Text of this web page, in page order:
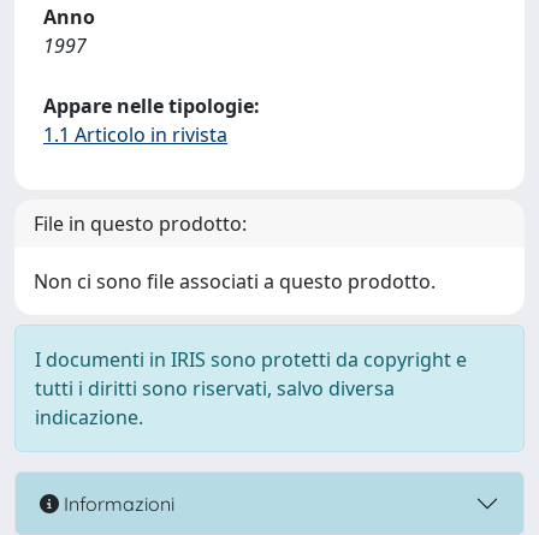
Anno
1997
Appare nelle tipologie:
1.1 Articolo in rivista
File in questo prodotto:
Non ci sono file associati a questo prodotto.
I documenti in IRIS sono protetti da copyright e
tutti i diritti sono riservati, salvo diversa
indicazione.
Informazioni